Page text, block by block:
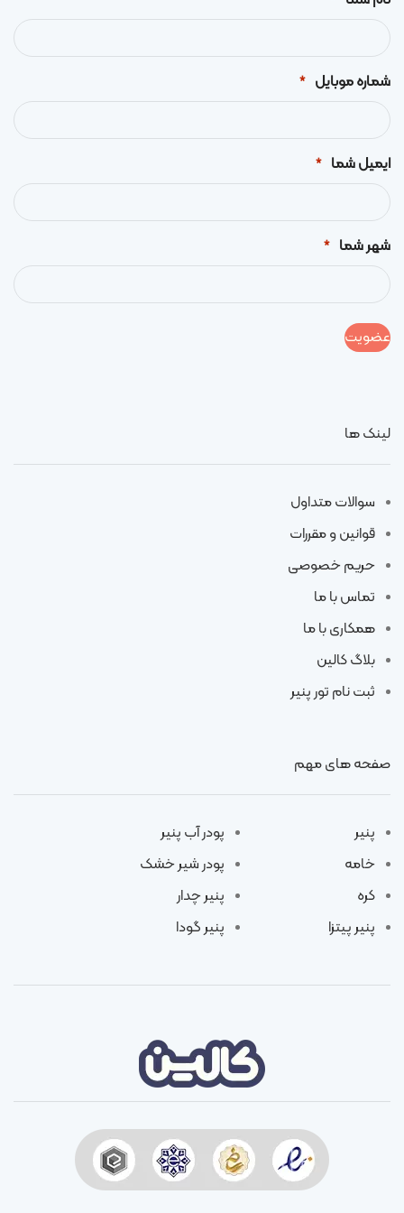
شماره موبایل *
ایمیل شما *
شهر شما *
لینک ها
سوالات متداول
قوانین و مقررات
حریم خصوصی
تماس با ما
همکاری با ما
بلاگ کالین
ثبت نام تور پنیر
صفحه های مهم
پنیر
خامه
کره
پنیر پیتزا
پودر آب پنیر
پودر شیر خشک
پنیر چدار
پنیر گودا